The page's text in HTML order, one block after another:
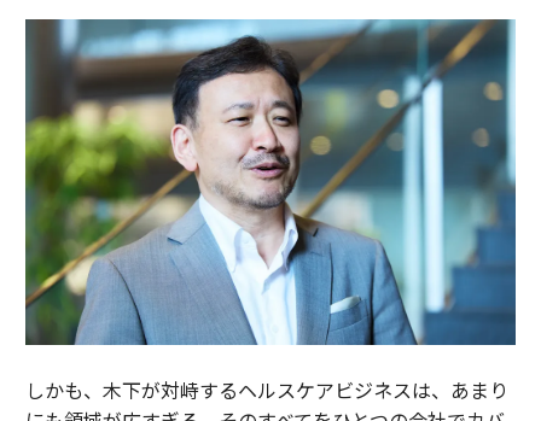
しかも、木下が対峙するヘルスケアビジネスは、あまり